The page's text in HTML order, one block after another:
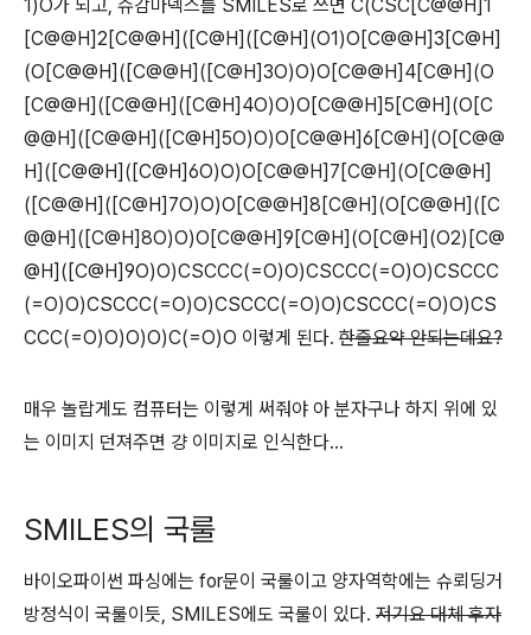
1)O가 되고, 슈감마덱스를 SMILES로 쓰면 C(CSC[C@@H]1
[C@@H]2[C@@H]([C@H]([C@H](O1)O[C@@H]3[C@H]
(O[C@@H]([C@@H]([C@H]3O)O)O[C@@H]4[C@H](O
[C@@H]([C@@H]([C@H]4O)O)O[C@@H]5[C@H](O[C
@@H]([C@@H]([C@H]5O)O)O[C@@H]6[C@H](O[C@@
H]([C@@H]([C@H]6O)O)O[C@@H]7[C@H](O[C@@H]
([C@@H]([C@H]7O)O)O[C@@H]8[C@H](O[C@@H]([C
@@H]([C@H]8O)O)O[C@@H]9[C@H](O[C@H](O2)[C@
@H]([C@H]9O)O)CSCCC(=O)O)CSCCC(=O)O)CSCCC
(=O)O)CSCCC(=O)O)CSCCC(=O)O)CSCCC(=O)O)CS
CCC(=O)O)O)O)C(=O)O 이렇게 된다. 한줄요약 안되는데요?
매우 놀랍게도 컴퓨터는 이렇게 써줘야 아 분자구나 하지 위에 있
는 이미지 던져주면 걍 이미지로 인식한다...
SMILES의 국룰
바이오파이썬 파싱에는 for문이 국룰이고 양자역학에는 슈뢰딩거
방정식이 국룰이듯, SMILES에도 국룰이 있다. 저기요 대체 후자